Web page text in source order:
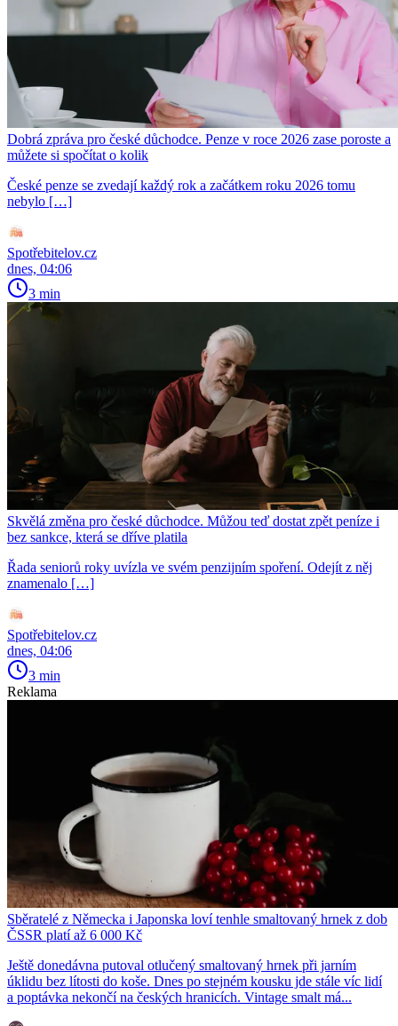
Dobrá zpráva pro české důchodce. Penze v roce 2026 zase poroste a
můžete si spočítat o kolik
České penze se zvedají každý rok a začátkem roku 2026 tomu
nebylo […]
Spotřebitelov.cz
dnes, 04:06
3 min
Skvělá změna pro české důchodce. Můžou teď dostat zpět peníze i
bez sankce, která se dříve platila
Řada seniorů roky uvízla ve svém penzijním spoření. Odejít z něj
znamenalo […]
Spotřebitelov.cz
dnes, 04:06
3 min
Reklama
Sběratelé z Německa i Japonska loví tenhle smaltovaný hrnek z dob
ČSSR platí až 6 000 Kč
Ještě donedávna putoval otlučený smaltovaný hrnek při jarním
úklidu bez lítosti do koše. Dnes po stejném kousku jde stále víc lidí
a poptávka nekončí na českých hranicích. Vintage smalt má...